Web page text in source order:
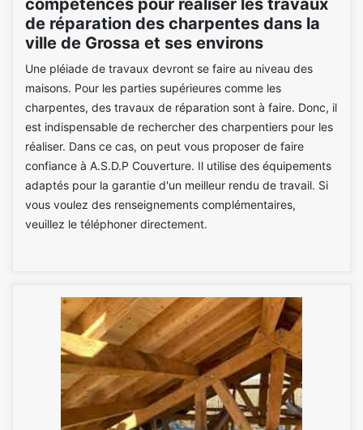
compétences pour réaliser les travaux
de réparation des charpentes dans la
ville de Grossa et ses environs
Une pléiade de travaux devront se faire au niveau des
maisons. Pour les parties supérieures comme les
charpentes, des travaux de réparation sont à faire. Donc, il
est indispensable de rechercher des charpentiers pour les
réaliser. Dans ce cas, on peut vous proposer de faire
confiance à A.S.D.P Couverture. Il utilise des équipements
adaptés pour la garantie d'un meilleur rendu de travail. Si
vous voulez des renseignements complémentaires,
veuillez le téléphoner directement.